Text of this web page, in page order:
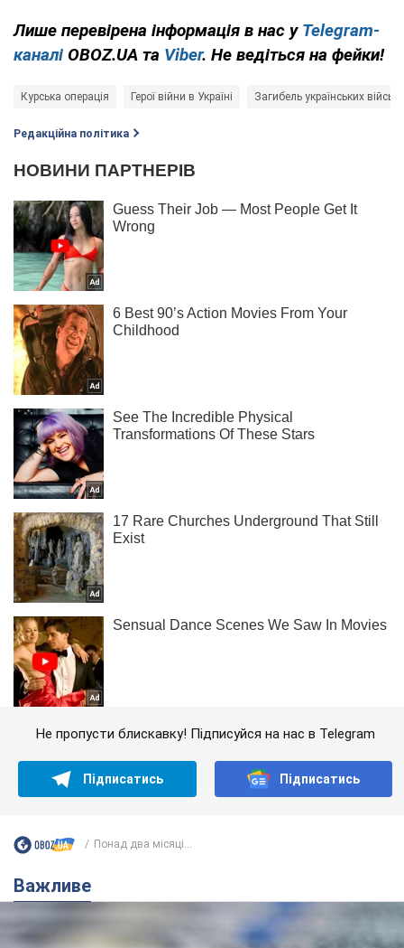
Лише перевірена інформація в нас у Telegram-
каналі OBOZ.UA та Viber. Не ведіться на фейки!
Курська операція Герої війни в Україні Загибель українських
Редакційна політика
Не пропусти блискавку! Підписуйся на нас в Telegram
Підписатись Підписатись
Понад два місяці...
Важливе